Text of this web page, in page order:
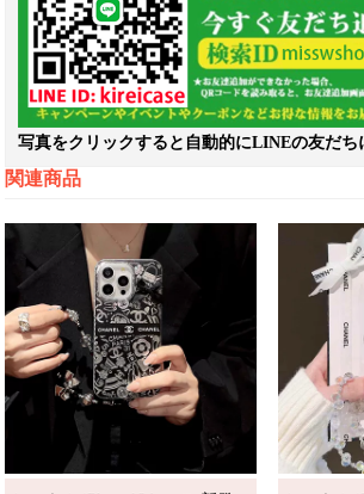
写真をクリックすると自動的にLINEの友だち
関連商品